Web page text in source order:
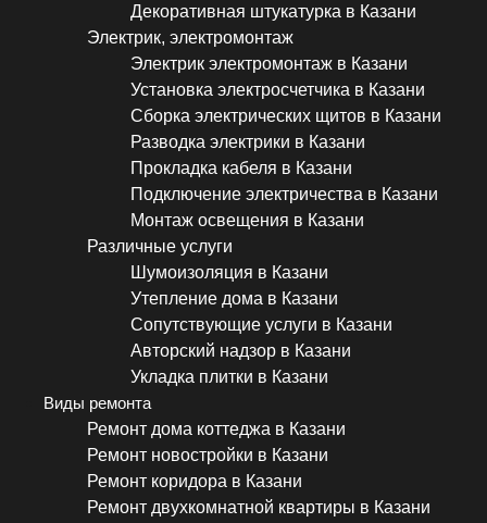
Декоративная штукатурка в Казани
Электрик, электромонтаж
Электрик электромонтаж в Казани
Установка электросчетчика в Казани
Сборка электрических щитов в Казани
Разводка электрики в Казани
Прокладка кабеля в Казани
Подключение электричества в Казани
Монтаж освещения в Казани
Различные услуги
Шумоизоляция в Казани
Утепление дома в Казани
Сопутствующие услуги в Казани
Авторский надзор в Казани
Укладка плитки в Казани
Виды ремонта
Ремонт дома коттеджа в Казани
Ремонт новостройки в Казани
Ремонт коридора в Казани
Ремонт двухкомнатной квартиры в Казани